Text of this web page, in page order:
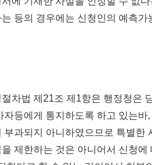
등의 경우에는 신청인의 예측
차법 제21조 제1항은 행정청은
등에게 통지하도록 하고 있는바
부과되지 아니하였으므로 특별한
제한하는 것은 아니어서 신청